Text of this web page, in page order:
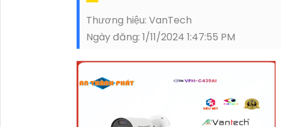
Thương hiệu: VanTech
Ngày đăng: 1/11/2024 1:47:55 PM